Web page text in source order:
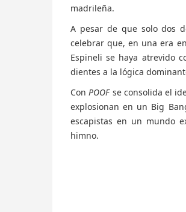
madrileña.
A pesar de que solo dos
celebrar que, en una era
Espineli se haya atrevido
dientes a la lógica
ConPOOFse consolida el
explosionan en un Big
escapistas en un mundo
himno.